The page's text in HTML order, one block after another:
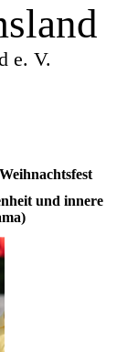
e. V.
und innere